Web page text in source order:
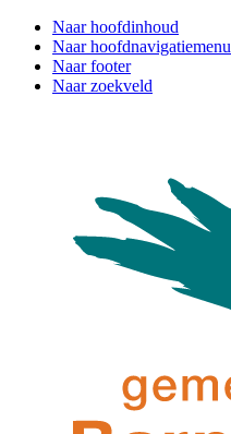
Naar hoofdinhoud
Naar hoofdnavigatiemenu
Naar footer
Naar zoekveld